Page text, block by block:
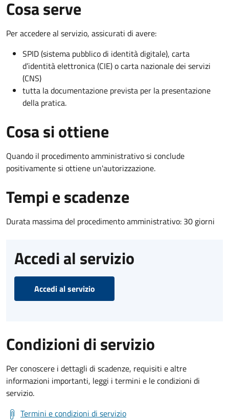
Cosa serve
Per accedere al servizio, assicurati di avere:
SPID (sistema pubblico di identità digitale), carta
d’identità elettronica (CIE) o carta nazionale dei servizi
(CNS)
tutta la documentazione prevista per la presentazione
della pratica.
Cosa si ottiene
Quando il procedimento amministrativo si conclude
positivamente si ottiene un'autorizzazione.
Tempi e scadenze
Durata massima del procedimento amministrativo: 30 giorni
Accedi al servizio
Accedi al servizio
Condizioni di servizio
Per conoscere i dettagli di scadenze, requisiti e altre
informazioni importanti, leggi i termini e le condizioni di
servizio.
Termini e condizioni di servizio